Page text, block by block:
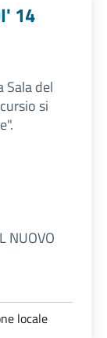
14
Sala del
si
NUOVO
locale